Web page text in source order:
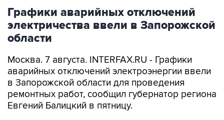
Графики аварийных отключений
электричества ввели в Запорожской
области
Москва. 7 августа. INTERFAX.RU - Графики
аварийных отключений электроэнергии ввели
в Запорожской области для проведения
ремонтных работ, сообщил губернатор региона
Евгений Балицкий в пятницу.